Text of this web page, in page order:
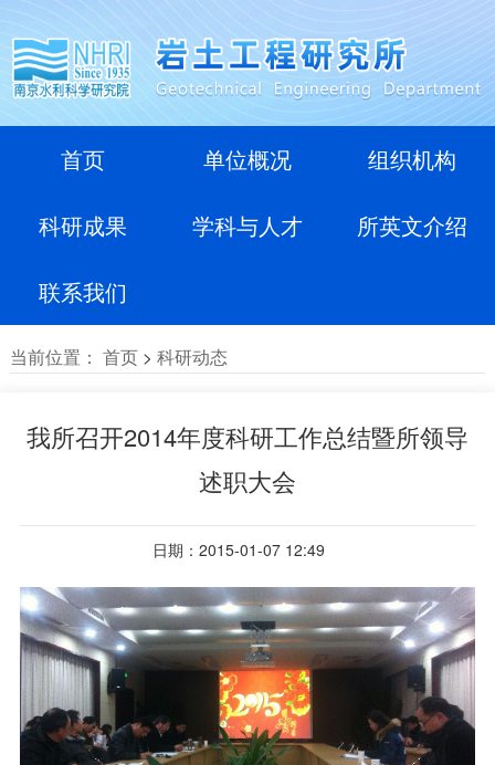
首页 单位概况 组织机构
科研成果 学科与人才 所英文介绍
联系我们
当前位置： 首页> 科研动态
我所召开2014年度科研工作总结暨所领导
述职大会
日期：2015-01-07 12:49